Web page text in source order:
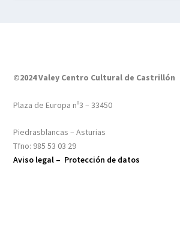
©2024 Valey Centro Cultural de Castrillón
Plaza de Europa nº3 – 33450
Piedrasblancas – Asturias
Tfno: 985 53 03 29
Aviso legal – Protección de datos